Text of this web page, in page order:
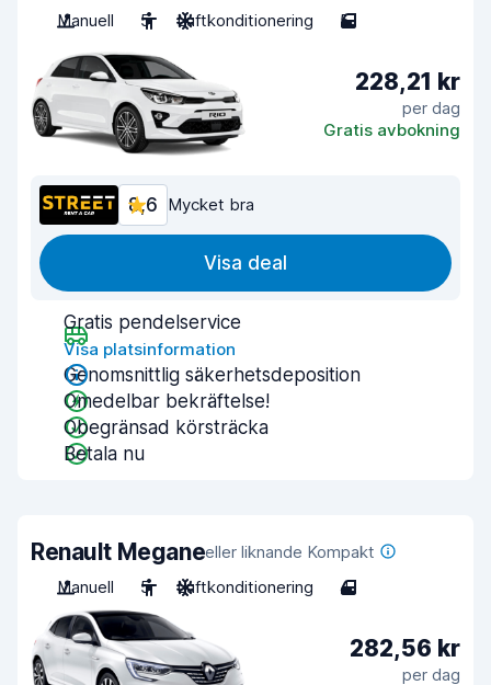
Manuell
5 Luftkonditionering 5
228,21 kr
per dag
Gratis avbokning
8,6 Mycket bra
Visa deal
Gratis pendelservice
Visa platsinformation
Genomsnittlig säkerhetsdeposition
Omedelbar bekräftelse!
Obegränsad körsträcka
Betala nu
Renault Meganeeller liknande Kompakt
Manuell
5 Luftkonditionering 4
282,56 kr
per dag